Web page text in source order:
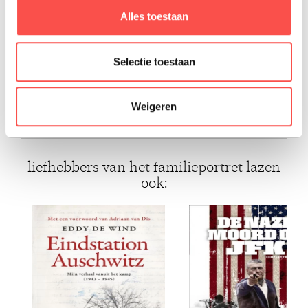
Alles toestaan
Selectie toestaan
Weigeren
ISBN: 9789049203399
Paperback, 2024, Nederlands
liefhebbers van het familieportret lazen
ook: